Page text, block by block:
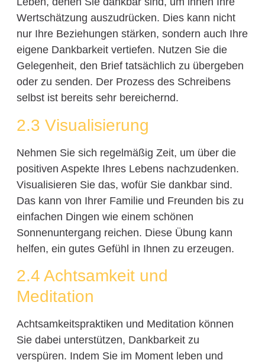
Wertschätzung auszudrücken. Dies kann nicht
nur Ihre Beziehungen stärken, sondern auch Ihre
eigene Dankbarkeit vertiefen. Nutzen Sie die
Gelegenheit, den Brief tatsächlich zu übergeben
oder zu senden. Der Prozess des Schreibens
selbst ist bereits sehr bereichernd.
2.3 Visualisierung
Nehmen Sie sich regelmäßig Zeit, um über die
positiven Aspekte Ihres Lebens nachzudenken.
Visualisieren Sie das, wofür Sie dankbar sind.
Das kann von Ihrer Familie und Freunden bis zu
einfachen Dingen wie einem schönen
Sonnenuntergang reichen. Diese Übung kann
helfen, ein gutes Gefühl in Ihnen zu erzeugen.
2.4 Achtsamkeit und
Meditation
Achtsamkeitspraktiken und Meditation können
Sie dabei unterstützen, Dankbarkeit zu
verspüren. Indem Sie im Moment leben und